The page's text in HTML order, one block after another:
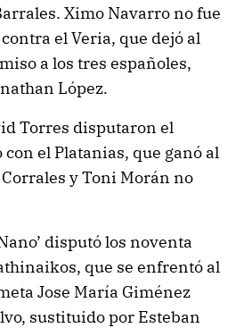
Ximo Navarro no fue
el Veria, que dejó al
a los tres españoles,
López.
Torres disputaron el
el Platanias, que ganó al
y Toni Morán no
disputó los noventa
que se enfrentó al
Jose María Giménez
sustituido por Esteban